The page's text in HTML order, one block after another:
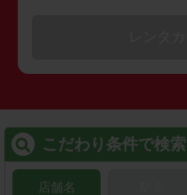
こだわり条件で検索
店舗名